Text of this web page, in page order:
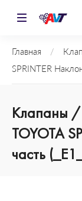
Главная /
SPRINTER
Клапаны /
TOYOTA
часть